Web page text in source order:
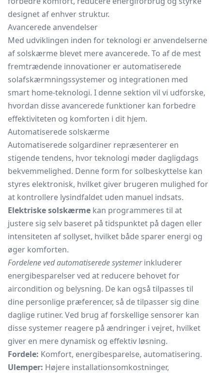
designet af enhver struktur.
Avancerede anvendelser
Med udviklingen inden for teknologi er anvendelserne
af solskærme blevet mere avancerede. To af de mest
fremtrædende innovationer er automatiserede
solafskærmningssystemer og integrationen med
smart home-teknologi. I denne sektion vil vi udforske,
hvordan disse avancerede funktioner kan forbedre
effektiviteten og komforten i dit hjem.
Automatiserede solskærme
Automatiserede solgardiner repræsenterer en
stigende tendens, hvor teknologi møder dagligdags
bekvemmelighed. Denne form for solbeskyttelse kan
styres elektronisk, hvilket giver brugeren mulighed for
at kontrollere lysindfaldet uden manuel indsats.
Elektriske solskærme kan programmeres til at
justere sig selv baseret på tidspunktet på dagen eller
intensiteten af sollyset, hvilket både sparer energi og
øger komforten.
Fordelene ved automatiserede systemerinkluderer
energibesparelser ved at reducere behovet for
aircondition og belysning. De kan også tilpasses til
dine personlige præferencer, så de tilpasser sig dine
daglige rutiner. Ved brug af forskellige sensorer kan
disse systemer reagere på ændringer i vejret, hvilket
giver en mere dynamisk og effektiv løsning.
Fordele: Komfort, energibesparelse, automatisering.
Ulemper: Højere installationsomkostninger,